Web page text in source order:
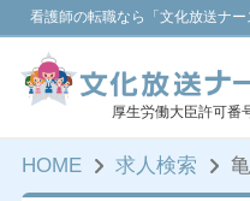
看護師の転職なら「文化放送ナー
厚生労働大臣許可
HOME 求人検索